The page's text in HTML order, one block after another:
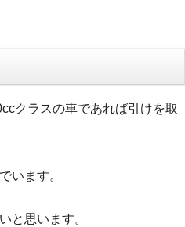
クラスの車であれば引けを取
います。
と思います。